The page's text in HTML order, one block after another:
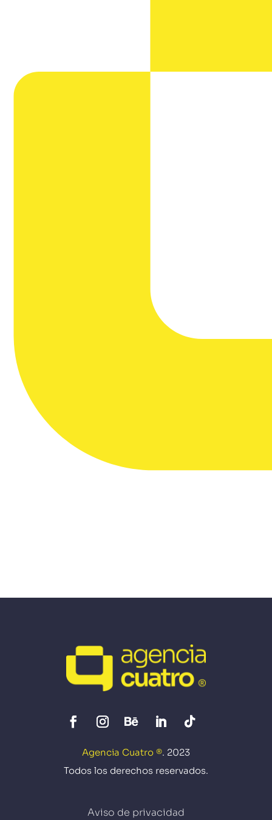
Agencia Cuatro ®. 2023
Todos los derechos reservados.
Aviso de privacidad